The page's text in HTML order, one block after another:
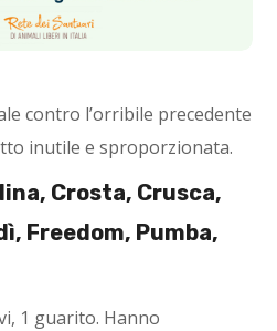
contro l’orribile precedente
inutile e sproporzionata.
Crosta, Crusca,
Freedom, Pumba,
1 guarito. Hanno